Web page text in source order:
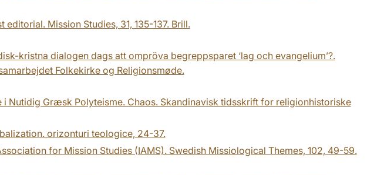
editorial. Mission Studies, 31, 135-137. Brill.
kristna dialogen dags att ompröva begreppsparet ‘lag och evangelium’?.
Folkekirke og Religionsmøde.
i Nutidig Græsk Polyteisme. Chaos. Skandinavisk tidsskrift for religionhistoriske
orizonturi teologice, 24-37.
for Mission Studies (IAMS). Swedish Missiological Themes, 102, 49-59.